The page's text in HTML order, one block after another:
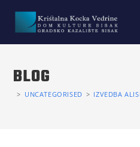
BLOG
> UNCATEGORISED > IZVEDBA